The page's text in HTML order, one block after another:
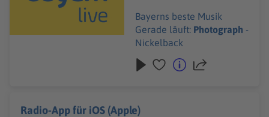
Bayerns beste Musik
Gerade läuft: Photograph -
Nickelback
Radio-App für iOS (Apple)